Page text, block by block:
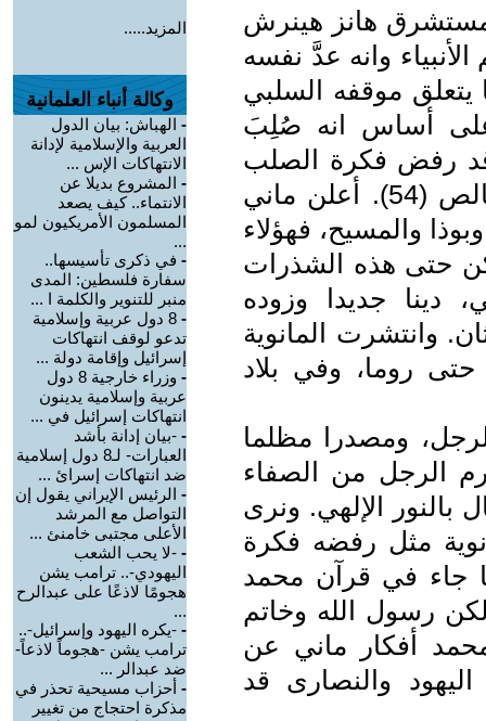
هانز هينرش
وانه عدَّ نفسه
يتعلق موقفه السلبي
أساس انه صُلِبَ
قد رفض فكرة الصلب
وعدها خرافة، وقال بمسيح روحي خالص (54). أعلن ماني
والمسيح، فهؤلاء
حتى هذه الشذرات
دينا جديدا وزوده
وانتشرت المانوية
حتى روما، وفي بلاد
ومصدرا مظلما
الرجل من الصفاء
بالنور الإلهي. ونرى
مثل رفضه فكرة
جاء في قرآن محمد
رسول الله وخاتم
كما اعتنق محمد أفكار ماني عن
اليهود والنصارى قد
المزيد.....
وكالة أنباء العلمانية
- الهباش: بيان الدول
العربية والإسلامية لإدانة
الانتهاكات الإس ...
- المشروع بديلا عن
الانتماء.. كيف يصعد
المسلمون الأمريكيون لمو
...
- في ذكرى تأسيسها..
سفارة فلسطين: المدى
منبر للتنوير والكلمة ا ...
-
8 دول عربية وإسلامية
تدعو لوقف انتهاكات
إسرائيل وإقامة دولة ...
-
وزراء خارجية 8 دول
عربية وإسلامية يدينون
انتهاكات إسرائيل في ...
- -بيان إدانة بأشد
العبارات- لـ8 دول إسلامية
ضد انتهاكات إسرائ ...
- الرئيس الإيراني يقول إن
التواصل مع المرشد
الأعلى مجتبى خامنئ ...
- -لا يحب الشعب
اليهودي-.. ترامب يشن
هجومًا لاذعًا على عبدالرح
...
- -يكره اليهود وإسرائيل-..
ترامب يشن -هجوماً لاذعاً-
ضد عبدالر ...
- أحزاب مسيحية تحذر في
مذكرة احتجاج من تغيير